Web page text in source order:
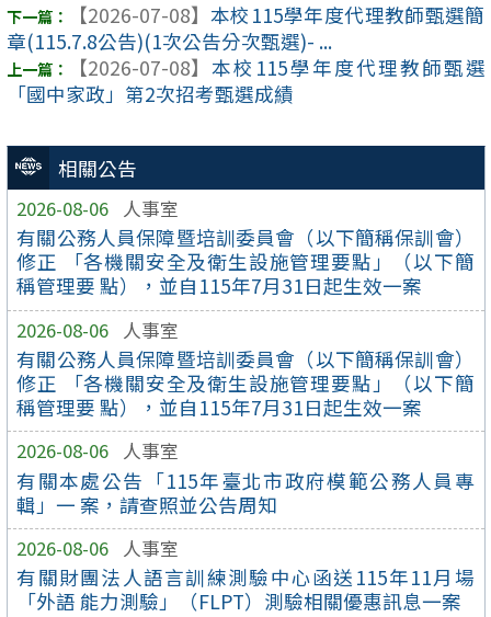
相關公告
2026-08-06 人事室
有關公務人員保障暨培訓委員會（以下簡稱保訓會）
修正 「各機關安全及衛生設施管理要點」（以下簡
稱管理要 點），並自115年7月31日起生效一案
2026-08-06 人事室
有關公務人員保障暨培訓委員會（以下簡稱保訓會）
修正 「各機關安全及衛生設施管理要點」（以下簡
稱管理要 點），並自115年7月31日起生效一案
2026-08-06 人事室
有關本處公告「115年臺北市政府模範公務人員專
輯」一 案，請查照並公告周知
2026-08-06 人事室
有關財團法人語言訓練測驗中心函送115年11月場
「外語 能力測驗」（FLPT）測驗相關優惠訊息一案
【2026-07-08】 本校115學年度代理教師甄選簡
章(115.7.8公告)(1次公告分次甄選)- ...
【2026-07-08】 本校115學年度代理教師甄選
「國中家政」第2次招考甄選成績